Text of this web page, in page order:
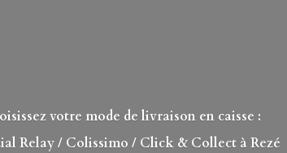
votre mode de livraison en caisse :
Relay/ Colissimo / Click & Collect à Rezé